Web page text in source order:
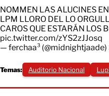
NOMMEN LAS ALUCINES
LPM LLORO DEL LO
CAROS QUE ESTARÁN LOS
pic.twitter.com/zYS2zJJosq
— ferchaa³ (@midnightjaade)
Temas: Auditorio Nacional